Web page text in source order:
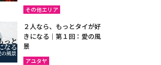
その他エリア
２人なら、もっとタイが好
きになる｜第１回：愛の風
景
アユタヤ